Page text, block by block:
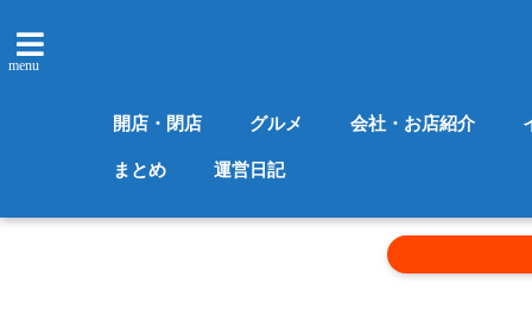
menu
開店・閉店 グルメ 会社・お店紹介
まとめ 運営日記